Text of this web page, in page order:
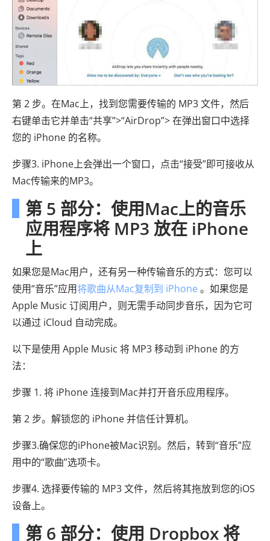
第 2 步。在Mac上，找到您需要传输的 MP3 文件，然后
右键单击它并单击“共享”>“AirDrop”> 在弹出窗口中选择
您的 iPhone 的名称。
步骤3. iPhone上会弹出一个窗口，点击“接受”即可接收从
Mac传输来的MP3。
第 5 部分：使用Mac上的音乐
应用程序将 MP3 放在 iPhone
上
如果您是Mac用户，还有另一种传输音乐的方式：您可以
使用“音乐”应用将歌曲从Mac复制到 iPhone 。如果您是
Apple Music 订阅用户，则无需手动同步音乐，因为它可
以通过 iCloud 自动完成。
以下是使用 Apple Music 将 MP3 移动到 iPhone 的方
法：
步骤 1. 将 iPhone 连接到Mac并打开音乐应用程序。
第 2 步。解锁您的 iPhone 并信任计算机。
步骤3.确保您的iPhone被Mac识别。然后，转到“音乐”应
用中的“歌曲”选项卡。
步骤4. 选择要传输的 MP3 文件，然后将其拖放到您的iOS
设备上。
第 6 部分：使用 Dropbox 将